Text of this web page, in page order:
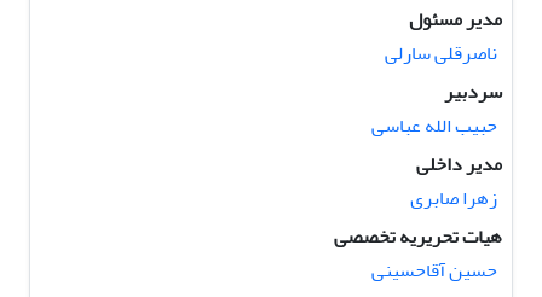
مدیر مسئول
ناصرقلی سارلی
سردبیر
حبیب الله عباسی
مدیر داخلی
زهرا صابری
هیات تحریریه تخصصی
حسین آقاحسینی